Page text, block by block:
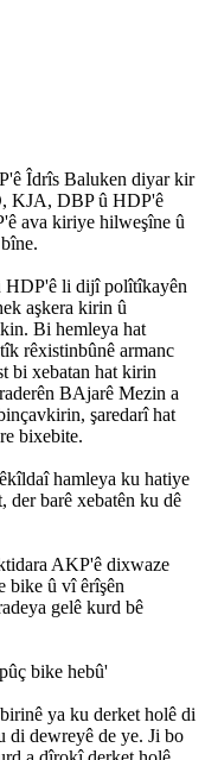
Îdrîs Baluken diyar kir
KJA, DBP û HDP'ê
ava kiriye hilweşîne û
li dijî polîtîkayên
aşkera kirin û
Bi hemleya hat
rêxistinbûnê armanc
bi xebatan hat kirin
BAjarê Mezin a
şaredarî hat
bixebite.
hamleya ku hatiye
der barê xebatên ku dê
AKP'ê dixwaze
bike û vî êrîşên
gelê kurd bê
bike hebû'
ya ku derket holê di
di dewreyê de ye. Ji bo